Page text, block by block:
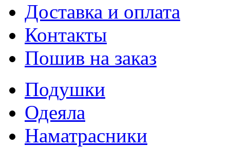
Доставка и оплата
Контакты
Пошив на заказ
Подушки
Одеяла
Наматрасники